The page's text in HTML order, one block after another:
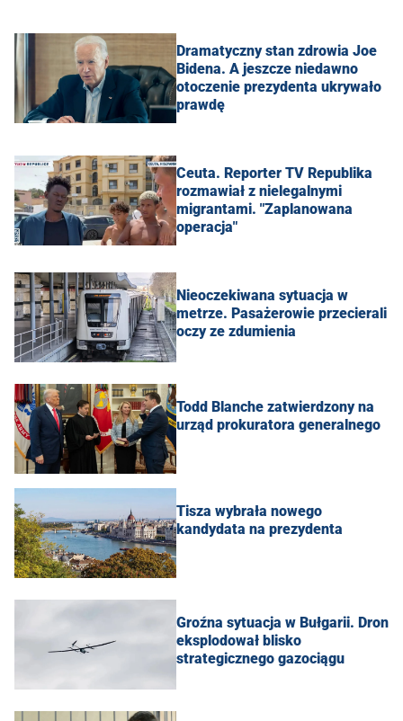
Dramatyczny stan zdrowia Joe
Bidena. A jeszcze niedawno
otoczenie prezydenta ukrywało
prawdę
Ceuta. Reporter TV Republika
rozmawiał z nielegalnymi
migrantami. "Zaplanowana
operacja"
Nieoczekiwana sytuacja w
metrze. Pasażerowie przecierali
oczy ze zdumienia
Todd Blanche zatwierdzony na
urząd prokuratora generalnego
Tisza wybrała nowego
kandydata na prezydenta
Groźna sytuacja w Bułgarii. Dron
eksplodował blisko
strategicznego gazociągu